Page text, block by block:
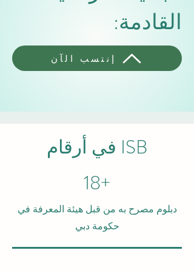
القادمة:
إنتسب الآن
ISB في أرقام
+18
دبلوم مصرح به من قبل هيئة المعرفة في
حكومة دبي